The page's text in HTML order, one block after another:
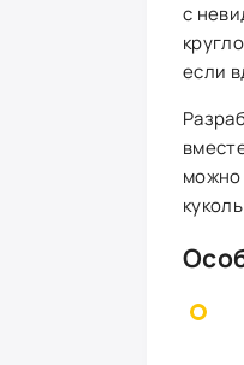
с
если
можно